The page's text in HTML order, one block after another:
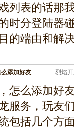
列表的话那
时分登陆器
的端由和解
添加好友 烈焰
龙
怎么添加好
服务，玩友
包括几个方